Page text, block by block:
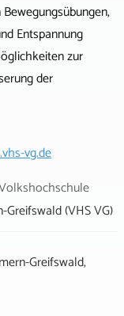
Entspannung
zur
der
vg.de
(VHS VG)
Greifswald,